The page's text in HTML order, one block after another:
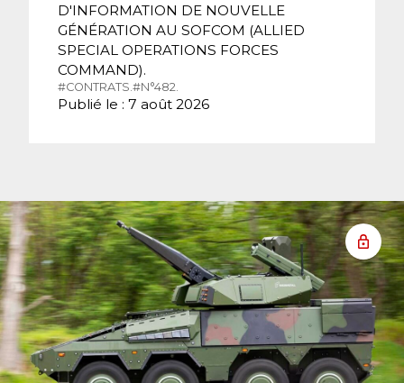
D'INFORMATION DE NOUVELLE
GÉNÉRATION AU SOFCOM (ALLIED
SPECIAL OPERATIONS FORCES
COMMAND).
#CONTRATS. #N°482.
Publié le : 7 août 2026